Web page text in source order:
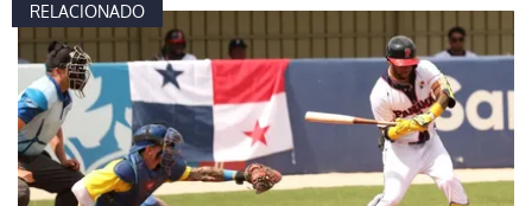
RELACIONADO